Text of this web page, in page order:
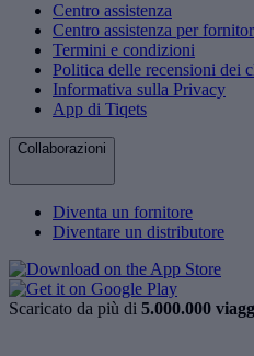
Centro assistenza
Centro assistenza per
Termini e condizioni
Politica delle recensioni dei
Informativa sulla Privacy
App di Tiqets
Collaborazioni
Diventa un fornitore
Diventare un distributore
Scaricato da più di 5.000.000